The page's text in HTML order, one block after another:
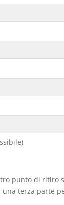
punto di ritiro
terza parte